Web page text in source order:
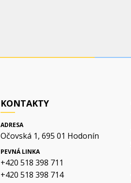
KONTAKTY
ADRESA
Očovská 1, 695 01 Hodonín
PEVNÁ LINKA
+420 518 398 711
+420 518 398 714